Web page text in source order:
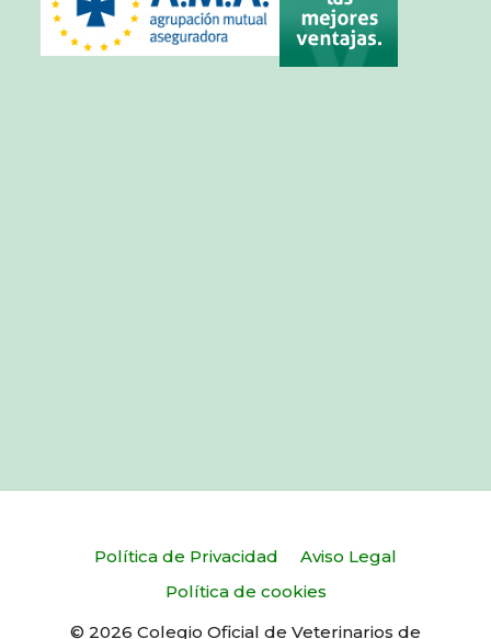
Política de Privacidad
Aviso Legal
Política de cookies
© 2026 Colegio Oficial de Veterinarios de